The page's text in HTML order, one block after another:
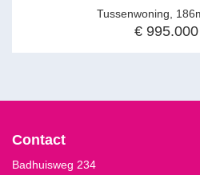
Tussenwoning,
€
Contact
Badhuisweg 234